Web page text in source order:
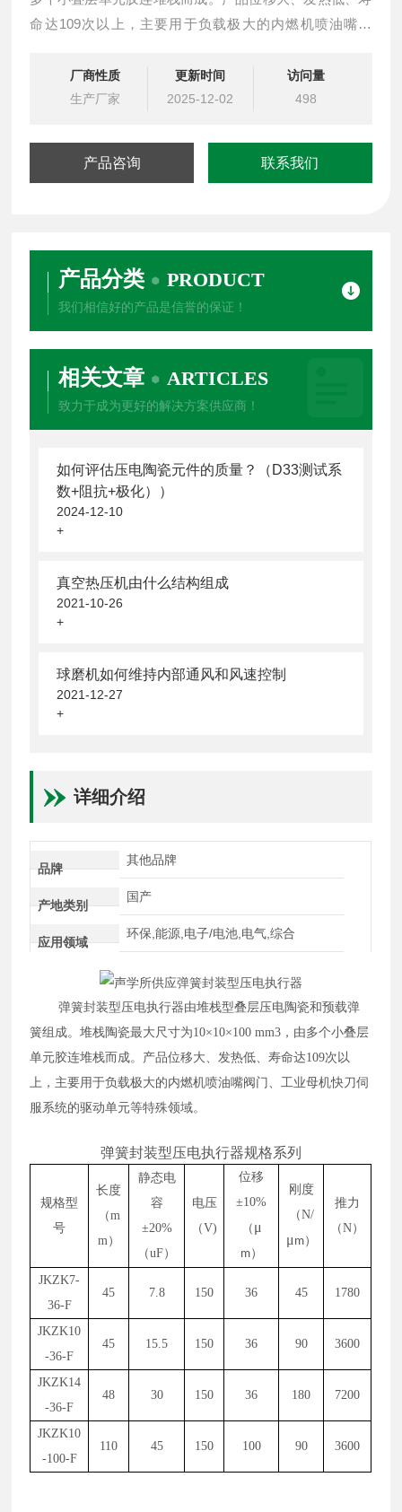
命达109次以上，主要用于负载极大的内燃机喷油嘴阀
厂商性质
生产厂家
更新时间
2025-12-02
访问量
498
产品咨询 联系我们
产品分类 PRODUCT
我们相信好的产品是信誉的保证！
相关文章 ARTICLES
致力于成为更好的解决方案供应商！
如何评估压电陶瓷元件的质量？（D33测试系
数+阻抗+极化））
2024-12-10
+
真空热压机由什么结构组成
2021-10-26
+
球磨机如何维持内部通风和风速控制
2021-12-27
+
详细介绍
品牌
其他品牌
产地类别
国产
应用领域
环保,能源,电子/电池,电气,综合
弹簧封装型压电执行器由堆栈型叠层压电陶瓷和预载弹
簧组成。堆栈陶瓷最大尺寸为10×10×100 mm3，由多个小叠层
单元胶连堆栈而成。产品位移大、发热低、寿命达109次以
上，主要用于负载极大的内燃机喷油嘴阀门、工业母机快刀伺
服系统的驱动单元等特殊领域。
弹簧封装型压电执行器规格系列
规格型
号
长度
（m
m）
静态电
容
±20%
（uF）
电压
（V)
位移
±10%
（ μ
m）
刚度
（N/
μ m）
推力
（N）
JKZK7-
36-F
45 7.8 150 36 45 1780
JKZK10
-36-F
45 15.5 150 36 90 3600
JKZK14
-36-F
48 30 150 36 180 7200
JKZK10
-100-F
110 45 150 100 90 3600